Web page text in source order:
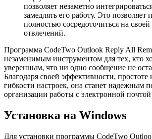
позволяет незаметно
замедлять его работу. Это позволяет
полностью сосредоточиться на своей
отвлечений.
Программа CodeTwo Outlook Reply All
незаменимым инструментом для тех, кто
уверенным, что ни одно сообщение не
Благодаря своей эффективности, простоте
гибкости настроек, она станет надежным
организации работы с электронной
Установка на Windows
Для установки программы CodeTwo